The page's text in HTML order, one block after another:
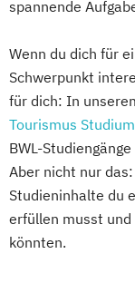
spannende
Wenn du dich für
Schwerpunkt
für dich: In
Tourismus Studium
BWL-
Aber nicht nur
Studieninhalte du
erfüllen musst
könnten.